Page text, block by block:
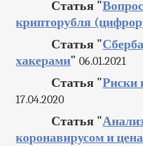
Статья "
крипторубля
Статья "
хакерами" 06.01.2021
Статья "Риски
17.04.2020
Статья "
коронавирусом и